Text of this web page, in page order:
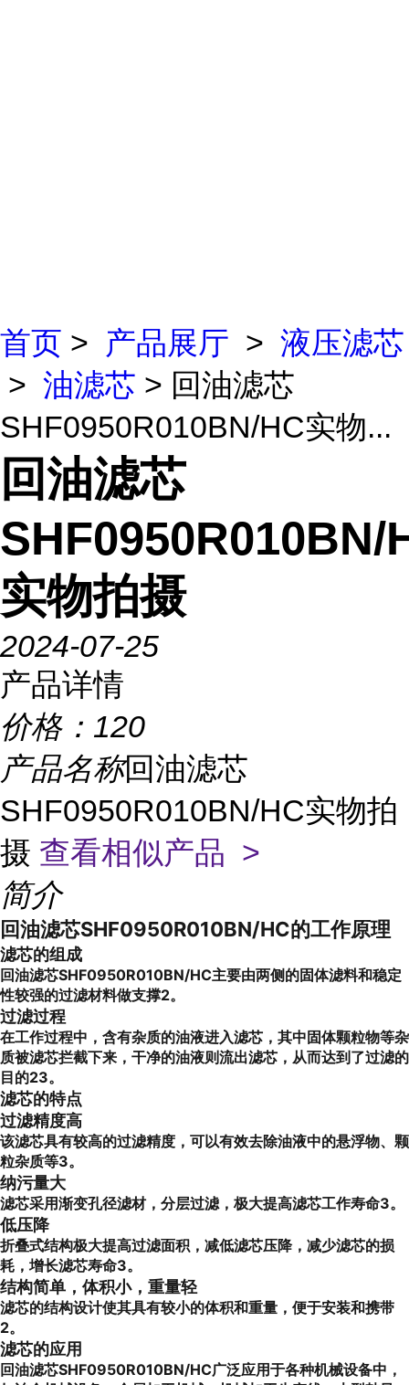
首页 > 产品展厅 > 液压滤芯
> 油滤芯 > 回油滤芯
SHF0950R010BN/HC实物...
回油滤芯
SHF0950R010BN/
实物拍摄
2024-07-25
产品详情
价格： 120
产品名称回油滤芯
SHF0950R010BN/HC实物拍
摄 查看相似产品 >
简介
回油滤芯SHF0950R010BN/HC的工作原理
滤芯的组成
回油滤芯SHF0950R010BN/HC主要由两侧的固体滤料和稳定
性较强的过滤材料做支撑2。
过滤过程
在工作过程中，含有杂质的油液进入滤芯，其中固体颗粒物等杂
质被滤芯拦截下来，干净的油液则流出滤芯，从而达到了过滤的
目的23。
滤芯的特点
过滤精度高
该滤芯具有较高的过滤精度，可以有效去除油液中的悬浮物、颗
粒杂质等3。
纳污量大
滤芯采用渐变孔径滤材，分层过滤，极大提高滤芯工作寿命3。
低压降
折叠式结构极大提高过滤面积，减低滤芯压降，减少滤芯的损
耗，增长滤芯寿命3。
结构简单，体积小，重量轻
滤芯的结构设计使其具有较小的体积和重量，便于安装和携带
2。
滤芯的应用
回油滤芯SHF0950R010BN/HC广泛应用于各种机械设备中，